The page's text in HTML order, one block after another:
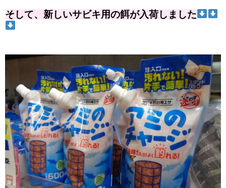
そして、新しいサビキ用の餌が入荷しました